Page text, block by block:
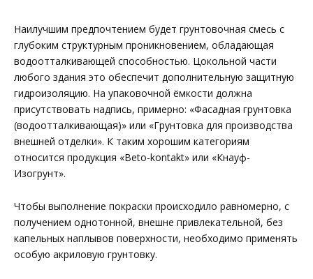
Наилучшим предпочтением будет грунтовочная смесь с
глубоким структурным проникновением, обладающая
водоотталкивающей способностью. Цокольной части
любого здания это обеспечит дополнительную защитную
гидроизоляцию. На упаковочной ёмкости должна
присутствовать надпись, примерно: «Фасадная грунтовка
(водоотталкивающая)» или «Грунтовка для производства
внешней отделки». К таким хорошим категориям
относится продукция «Beto-kontakt» или «Кнауф-
Изогрунт».
Чтобы выполнение покраски происходило равномерно, с
получением однотонной, внешне привлекательной, без
капельных наплывов поверхности, необходимо применять
особую акриловую грунтовку.